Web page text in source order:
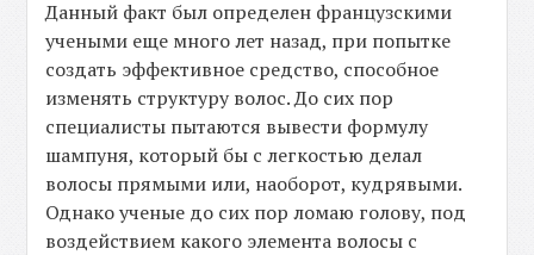
Данный факт был определен французскими
учеными еще много лет назад, при попытке
создать эффективное средство, способное
изменять структуру волос. До сих пор
специалисты пытаются вывести формулу
шампуня, который бы с легкостью делал
волосы прямыми или, наоборот, кудрявыми.
Однако ученые до сих пор ломаю голову, под
воздействием какого элемента волосы с